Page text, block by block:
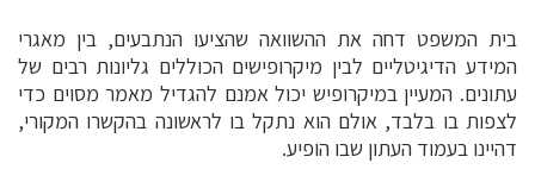
בית המשפט דחה את ההשוואה שהציעו הנתבעים, בין מאגרי
המידע הדיגיטליים לבין מיקרופישים הכוללים גליונות רבים של
עתונים. המעיין במיקרופיש יכול אמנם להגדיל מאמר מסוים כדי
לצפות בו בלבד, אולם הוא נתקל בו לראשונה בהקשרו המקורי,
דהיינו בעמוד העתון שבו הופיע.